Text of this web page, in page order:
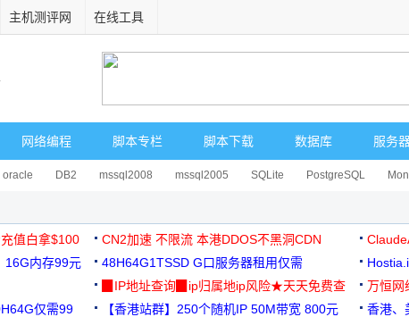
主机测评网 在线工具
网络编程 脚本专栏 脚本下载 数据库 服务
oracle DB2 mssql2008 mssql2005 SQLite PostgreSQL
值白拿$100 CN2加速 不限流 本港DDOS不黑洞CDN
16G内存99元
48H64G1TSSD G口服务器租用仅需
3000+可免费测试
▉IP地址查询▉ip归属地ip风险★天天免费查
万恒网
99元/
仅需99
【香港站群】250个随机IP 50M带宽 800元 香港、